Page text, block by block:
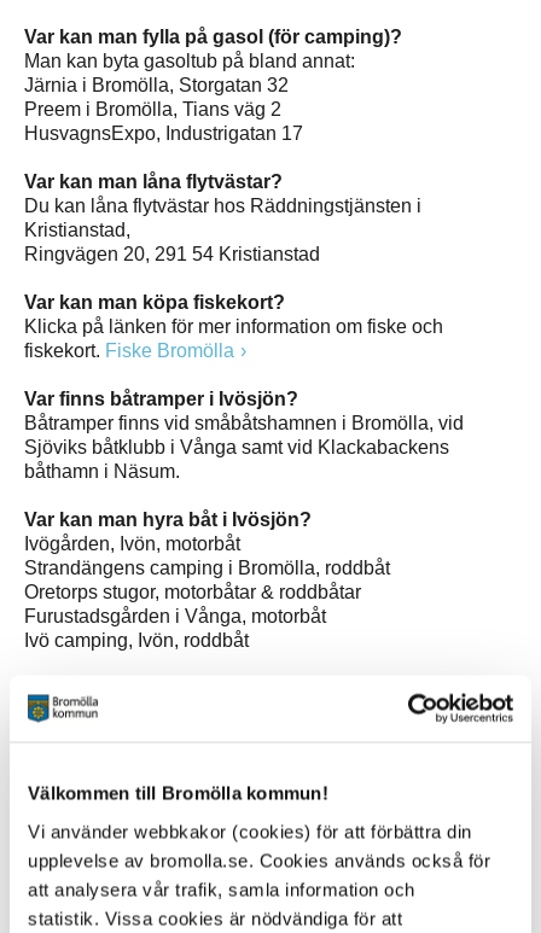
Välkommen till Bromölla kommun!
Vi använder webbkakor (cookies) för att förbättra din
upplevelse av bromolla.se. Cookies används också för
att analysera vår trafik, samla information och
statistik. Vissa cookies är nödvändiga för att
Var kan man fylla på gasol (för camping)?
Man kan byta gasoltub på bland annat:
Järnia i Bromölla, Storgatan 32
Preem i Bromölla, Tians väg 2
HusvagnsExpo, Industrigatan 17
Var kan man låna flytvästar?
Du kan låna flytvästar hos Räddningstjänsten i
Kristianstad,
Ringvägen 20, 291 54 Kristianstad
Var kan man köpa fiskekort?
Klicka på länken för mer information om fiske och
fiskekort. Fiske Bromölla
Var finns båtramper i Ivösjön?
Båtramper finns vid småbåtshamnen i Bromölla, vid
Sjöviks båtklubb i Vånga samt vid Klackabackens
båthamn i Näsum.
Var kan man hyra båt i Ivösjön?
Ivögården, Ivön, motorbåt
Strandängens camping i Bromölla, roddbåt
Oretorps stugor, motorbåtar & roddbåtar
Furustadsgården i Vånga, motorbåt
Ivö camping, Ivön, roddbåt
Wetlandi hyr ut kanoter och transporterar dem dit du vill
Kanot vid Ivö camping, Ivön
Var kan man hyra kajak?
C4 Kajakklubb hyr ut kajaker,www.c4kajak.se
Äventyrscompaniet i Hällevik har kajaker för uthyring och
försäljning. Skräddarsyr även turer och kurser efter behov.